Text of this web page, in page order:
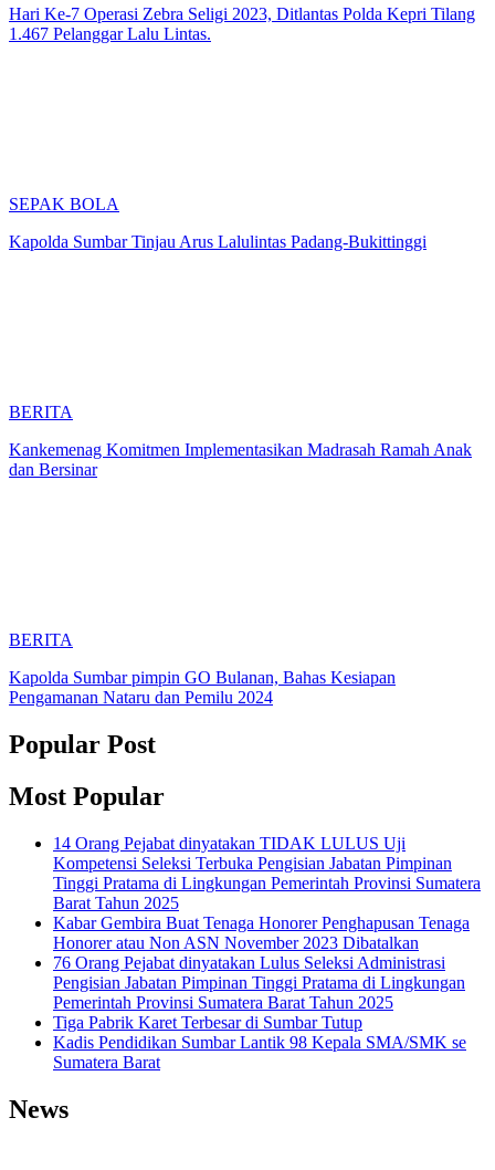
Hari Ke-7 Operasi Zebra Seligi 2023, Ditlantas Polda Kepri Tilang
1.467 Pelanggar Lalu Lintas.
SEPAK BOLA
Kapolda Sumbar Tinjau Arus Lalulintas Padang-Bukittinggi
BERITA
Kankemenag Komitmen Implementasikan Madrasah Ramah Anak
dan Bersinar
BERITA
Kapolda Sumbar pimpin GO Bulanan, Bahas Kesiapan
Pengamanan Nataru dan Pemilu 2024
Popular Post
Most Popular
14 Orang Pejabat dinyatakan TIDAK LULUS Uji
Kompetensi Seleksi Terbuka Pengisian Jabatan Pimpinan
Tinggi Pratama di Lingkungan Pemerintah Provinsi Sumatera
Barat Tahun 2025
Kabar Gembira Buat Tenaga Honorer Penghapusan Tenaga
Honorer atau Non ASN November 2023 Dibatalkan
76 Orang Pejabat dinyatakan Lulus Seleksi Administrasi
Pengisian Jabatan Pimpinan Tinggi Pratama di Lingkungan
Pemerintah Provinsi Sumatera Barat Tahun 2025
Tiga Pabrik Karet Terbesar di Sumbar Tutup
Kadis Pendidikan Sumbar Lantik 98 Kepala SMA/SMK se
Sumatera Barat
News